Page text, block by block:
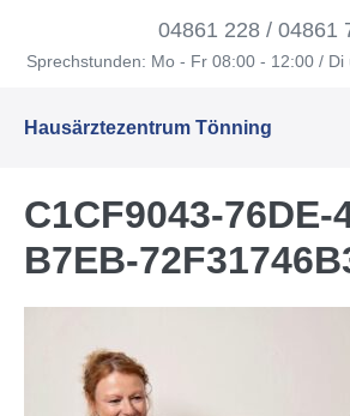
04861 228 / 04861
Sprechstunden: Mo - Fr 08:00 - 12:00 /
Hausärztezentrum Tönning
C1CF9043-76DE-
B7EB-